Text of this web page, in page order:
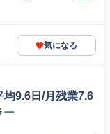
気になる
均9.6日/月残業7.6
ー